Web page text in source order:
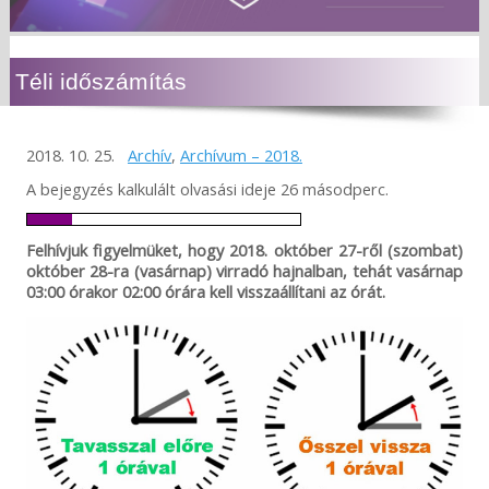
Téli időszámítás
2018. 10. 25. Archív, Archívum – 2018.
A bejegyzés kalkulált olvasási ideje 26 másodperc.
Felhívjuk figyelmüket, hogy 2018. október 27-ről (szombat)
október 28-ra (vasárnap) virradó hajnalban, tehát vasárnap
03:00 órakor 02:00 órára kell visszaállítani az órát.